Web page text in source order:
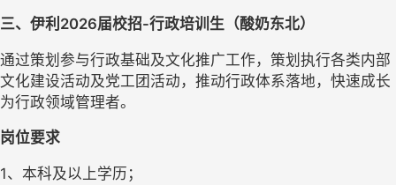
三、 伊利 2026届校招-行政培训生 （酸奶东北）
通过策划参与行政基础及文化推广工作，策划执行各类内部
文化建设活动及党工团活动，推动行政体系落地，快速成长
为行政领域管理者。
岗位要求
1、本科及以上学历；